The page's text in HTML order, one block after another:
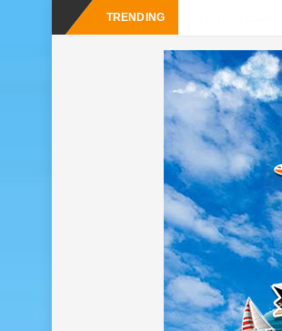
TRENDING